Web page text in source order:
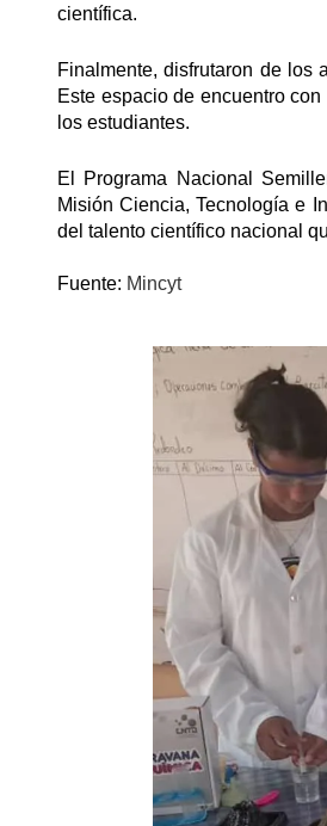
científica.
Finalmente, disfrutaron de los
Este espacio de encuentro
los estudiantes.
El Programa Nacional
Misión Ciencia, Tecnología e
del talento científico nacional
Fuente: Mincyt